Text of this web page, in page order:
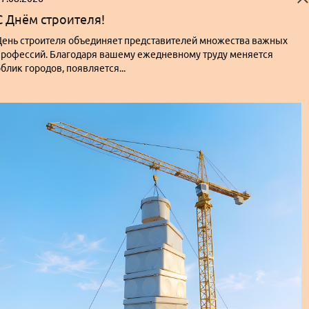
Днём строителя!
строителя объединяет представителей множества важных
Благодаря вашему ежедневному труду меняется
городов, появляется...